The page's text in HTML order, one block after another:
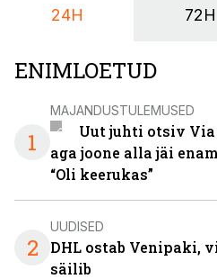
24H 72H
ENIMLOETUD
1
MAJANDUSTULEMUSED
Uut juhti otsiv Via
aga joone alla jäi
“Oli keerukas”
2
UUDISED
DHL ostab Venipaki,
säilib